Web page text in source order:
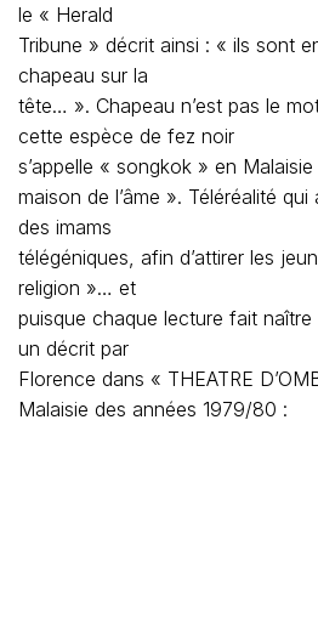
le « Herald
Tribune » décrit ainsi : « ils sont
chapeau sur la
tête… ». Chapeau n’est pas le
cette espèce de fez noir
s’appelle « songkok » en
maison de l’âme ». Téléréalité
des imams
télégéniques, afin d’attirer les
religion »… et
puisque chaque lecture fait
un décrit par
Florence dans « THEATRE
Malaisie des années 1979/80 :